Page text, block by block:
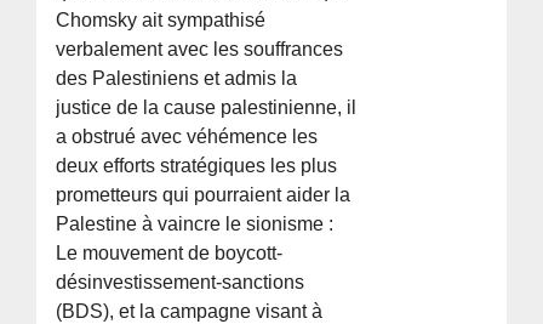
Chomsky ait sympathisé
verbalement avec les souffrances
des Palestiniens et admis la
justice de la cause palestinienne, il
a obstrué avec véhémence les
deux efforts stratégiques les plus
prometteurs qui pourraient aider la
Palestine à vaincre le sionisme :
Le mouvement de boycott-
désinvestissement-sanctions
(BDS), et la campagne visant à